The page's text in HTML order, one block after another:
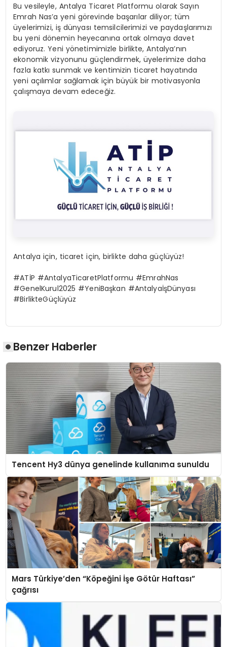
Bu vesileyle, Antalya Ticaret Platformu olarak Sayın
Emrah Nas’a yeni görevinde başarılar diliyor; tüm
üyelerimizi, iş dünyası temsilcilerimizi ve paydaşlarımızı
bu yeni dönemin heyecanına ortak olmaya davet
ediyoruz. Yeni yönetimimizle birlikte, Antalya’nın
ekonomik vizyonunu güçlendirmek, üyelerimize daha
fazla katkı sunmak ve kentimizin ticaret hayatında
yeni açılımlar sağlamak için büyük bir motivasyonla
çalışmaya devam edeceğiz.
Antalya için, ticaret için, birlikte daha güçlüyüz!
#ATİP #AntalyaTicaretPlatformu #EmrahNas
#GenelKurul2025 #YeniBaşkan #AntalyaİşDünyası
#BirlikteGüçlüyüz
Benzer Haberler
Tencent Hy3 dünya genelinde kullanıma sunuldu
Mars Türkiye’den “Köpeğini İşe Götür Haftası”
çağrısı